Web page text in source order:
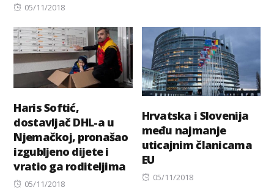
Posted
05/11/2018
Haris Softić,
dostavljač DHL-a u
Njemačkoj, pronašao
izgubljeno dijete i
vratio ga roditeljima
Posted
05/11/2018
Hrvatska i Slovenija
među najmanje
uticajnim članicama
EU
Posted
05/11/2018